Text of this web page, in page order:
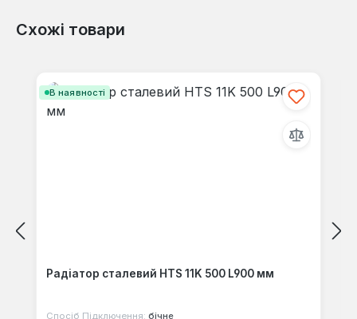
Відгуків не знайдено. Поділіться
Схожі товари
В наявності
Радіатор сталевий HTS 11K 500 L900 мм
Спосіб Підключення: бічне